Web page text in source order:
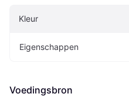
Kleur
Eigenschappen
Voedingsbron